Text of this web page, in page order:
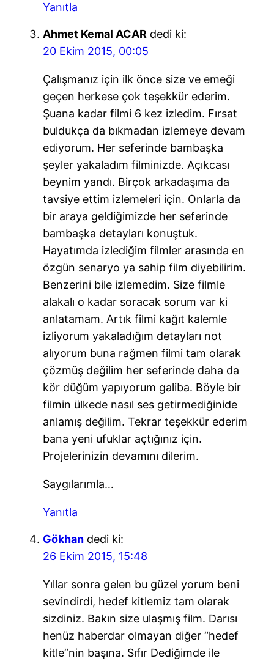
Yanıtla
Ahmet Kemal ACAR dedi ki:
20 Ekim 2015, 00:05
Çalışmanız için ilk önce size ve emeği
geçen herkese çok teşekkür ederim.
Şuana kadar filmi 6 kez izledim. Fırsat
buldukça da bıkmadan izlemeye devam
ediyorum. Her seferinde bambaşka
şeyler yakaladım filminizde. Açıkcası
beynim yandı. Birçok arkadaşıma da
tavsiye ettim izlemeleri için. Onlarla da
bir araya geldiğimizde her seferinde
bambaşka detayları konuştuk.
Hayatımda izlediğim filmler arasında en
özgün senaryo ya sahip film diyebilirim.
Benzerini bile izlemedim. Size filmle
alakalı o kadar soracak sorum var ki
anlatamam. Artık filmi kağıt kalemle
izliyorum yakaladığım detayları not
alıyorum buna rağmen filmi tam olarak
çözmüş değilim her seferinde daha da
kör düğüm yapıyorum galiba. Böyle bir
filmin ülkede nasıl ses getirmediğinide
anlamış değilim. Tekrar teşekkür ederim
bana yeni ufuklar açtığınız için.
Projelerinizin devamını dilerim.
Saygılarımla…
Yanıtla
Gökhan dedi ki:
26 Ekim 2015, 15:48
Yıllar sonra gelen bu güzel yorum beni
sevindirdi, hedef kitlemiz tam olarak
sizdiniz. Bakın size ulaşmış film. Darısı
henüz haberdar olmayan diğer “hedef
kitle”nin başına. Sıfır Dediğimde ile